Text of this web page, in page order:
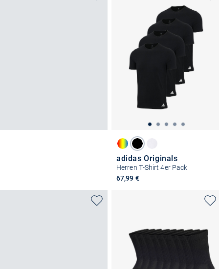
adidas Originals
Herren T-Shirt 4er Pack
67,99 €